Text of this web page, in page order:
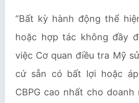
“Bất kỳ hành động thể
hoặc hợp tác không đầy
việc Cơ quan điều tra Mỹ
cứ sẵn có bất lợi hoặc
CBPG cao nhất cho doanh